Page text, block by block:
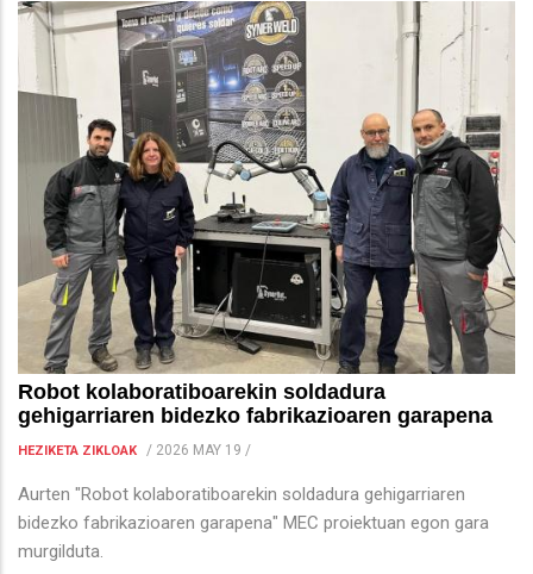
Robot kolaboratiboarekin soldadura
gehigarriaren bidezko fabrikazioaren garapena
HEZIKETA ZIKLOAK / 2026 MAY 19 /
Aurten "Robot kolaboratiboarekin soldadura gehigarriaren
bidezko fabrikazioaren garapena" MEC proiektuan egon gara
murgilduta.